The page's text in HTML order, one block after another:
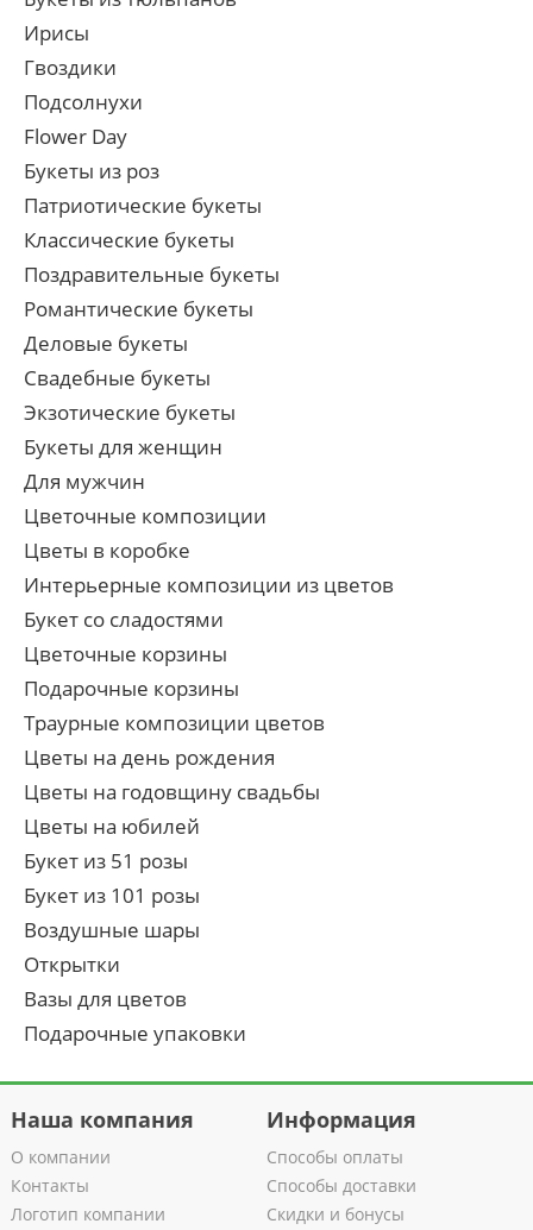
Ирисы
Гвоздики
Подсолнухи
Flower Day
Букеты из роз
Патриотические букеты
Классические букеты
Поздравительные букеты
Романтические букеты
Деловые букеты
Свадебные букеты
Экзотические букеты
Букеты для женщин
Для мужчин
Цветочные композиции
Цветы в коробке
Интерьерные композиции из цветов
Букет со сладостями
Цветочные корзины
Подарочные корзины
Траурные композиции цветов
Цветы на день рождения
Цветы на годовщину свадьбы
Цветы на юбилей
Букет из 51 розы
Букет из 101 розы
Воздушные шары
Открытки
Вазы для цветов
Подарочные упаковки
Наша компания
О компании
Контакты
Логотип компании
Информация
Способы оплаты
Способы доставки
Скидки и бонусы